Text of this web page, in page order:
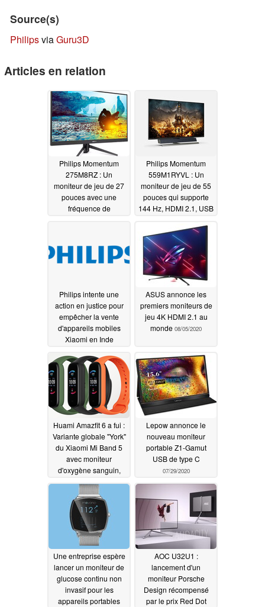
Source(s)
PhilipsviaGuru3D
Articles en relation
Philips Momentum
275M8RZ : Un
moniteur de jeu de 27
pouces avec une
fréquence de
Sync
Philips Momentum
559M1RYVL : Un
moniteur de jeu de 55
pouces qui supporte
144 Hz, HDMI 2.1, USB
AMD FreeSync et
NVIDIA G-Sync
02/24/2021
Philips intente une
action en justice pour
empêcher la vente
d'appareils mobiles
Xiaomi en Inde
ASUS annonce les
premiers moniteurs de
jeu 4K HDMI 2.1 au
monde 08/05/2020
Huami Amazfit 6 a fui :
Variante globale "York"
du Xiaomi Mi Band 5
avec moniteur
d'oxygène sanguin,
de la fréquence
cardiaque sur 24
heures07/31/2020
Lepow annonce le
nouveau moniteur
portable Z1-Gamut
USB de type C
07/29/2020
Une entreprise espère
lancer un moniteur de
glucose continu non
invasif pour les
appareils portables
AOC U32U1 :
lancement d'un
moniteur Porsche
Design récompensé
par le prix Red Dot